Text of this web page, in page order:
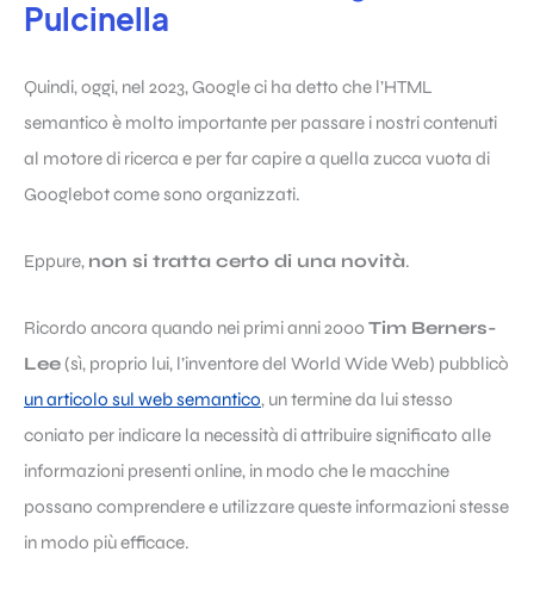
Pulcinella
Quindi, oggi, nel 2023, Google ci ha detto che l’HTML
semantico è molto importante per passare i nostri contenuti
al motore di ricerca e per far capire a quella zucca vuota di
Googlebot come sono organizzati.
Eppure, non si tratta certo di una novità.
Ricordo ancora quando nei primi anni 2000Tim Berners-
Lee(sì, proprio lui, l’inventore del World Wide Web) pubblicò
un articolo sul web semantico, un termine da lui stesso
coniato per indicare la necessità di attribuire significato alle
informazioni presenti online, in modo che le macchine
possano comprendere e utilizzare queste informazioni stesse
in modo più efficace.